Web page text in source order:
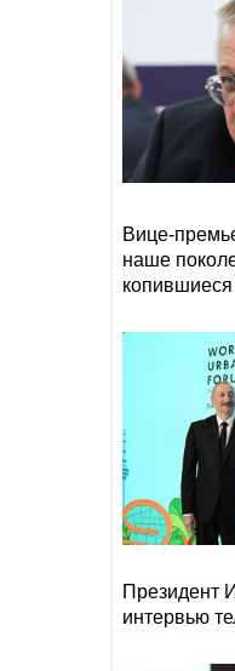
19:08
19:00
Вице-
наше
Президент
интервью